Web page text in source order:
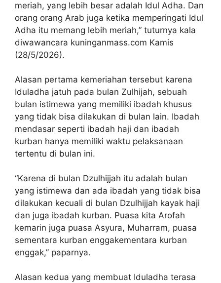
meriah, yang lebih besar adalah Idul Adha. Dan
orang orang Arab juga ketika memperingati Idul
Adha itu memang lebih meriah,” tuturnya kala
diwawancara kuninganmass.com Kamis
(28/5/2026).
Alasan pertama kemeriahan tersebut karena
Iduladha jatuh pada bulan Zulhijah, sebuah
bulan istimewa yang memiliki ibadah khusus
yang tidak bisa dilakukan di bulan lain. Ibadah
mendasar seperti ibadah haji dan ibadah
kurban hanya memiliki waktu pelaksanaan
tertentu di bulan ini.
“Karena di bulan Dzulhijjah itu adalah bulan
yang istimewa dan ada ibadah yang tidak bisa
dilakukan kecuali di bulan Dzulhijjah kayak haji
dan juga ibadah kurban. Puasa kita Arofah
kemarin juga puasa Asyura, Muharram, puasa
sementara kurban enggakementara kurban
enggak,” paparnya.
Alasan kedua yang membuat Iduladha terasa